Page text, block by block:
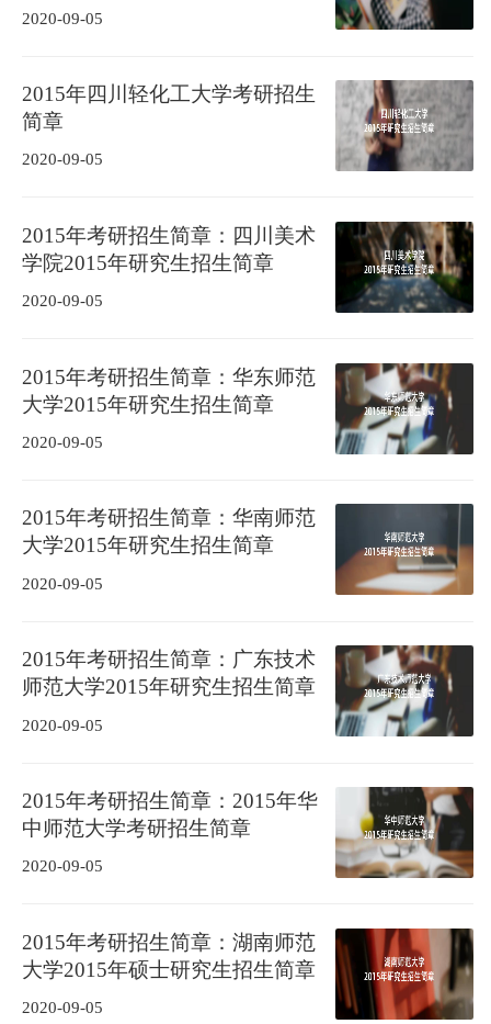
2020-09-05
2015年四川轻化工大学考研招生
简章
2020-09-05
2015年考研招生简章：四川美术
学院2015年研究生招生简章
2020-09-05
2015年考研招生简章：华东师范
大学2015年研究生招生简章
2020-09-05
2015年考研招生简章：华南师范
大学2015年研究生招生简章
2020-09-05
2015年考研招生简章：广东技术
师范大学2015年研究生招生简章
2020-09-05
2015年考研招生简章：2015年华
中师范大学考研招生简章
2020-09-05
2015年考研招生简章：湖南师范
大学2015年硕士研究生招生简章
2020-09-05